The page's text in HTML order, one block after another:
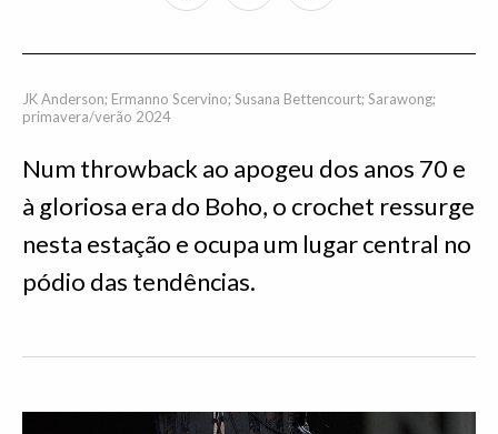
JK Anderson; Ermanno Scervino; Susana Bettencourt; Sarawong;
primavera/verão 2024
Num throwback ao apogeu dos anos 70 e
à gloriosa era do Boho, o crochet ressurge
nesta estação e ocupa um lugar central no
pódio das tendências.